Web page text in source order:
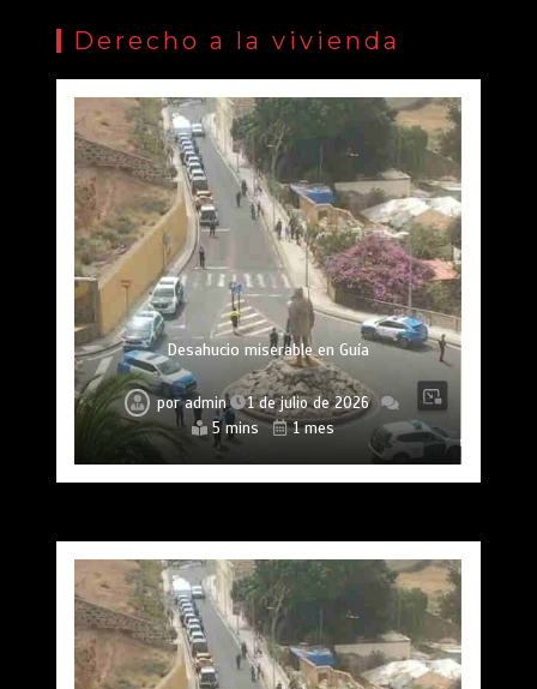
Derecho a la vivienda
Desahucio miserable en Guía
poradmin
1 de julio de 2026
5 mins
1 mes